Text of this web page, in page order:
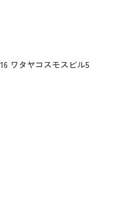
ワタヤコスモスビル5